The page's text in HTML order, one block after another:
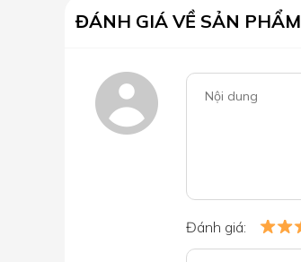
ĐÁNH GIÁ VỀ SẢN PHẨM
Đánh giá: